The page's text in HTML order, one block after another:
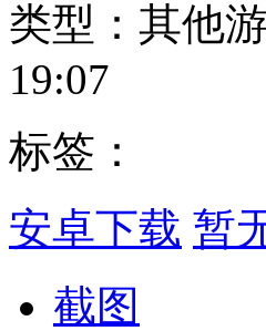
类型：其他
19:07
标签：
安卓下载 暂
截图